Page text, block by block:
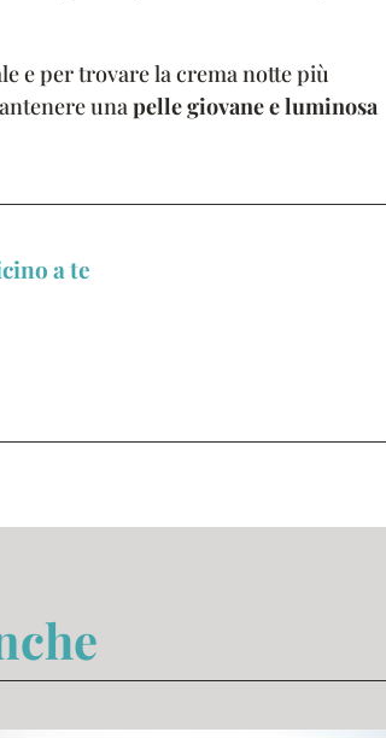
e per trovare la crema notte più
una pelle giovane e luminosa
a te